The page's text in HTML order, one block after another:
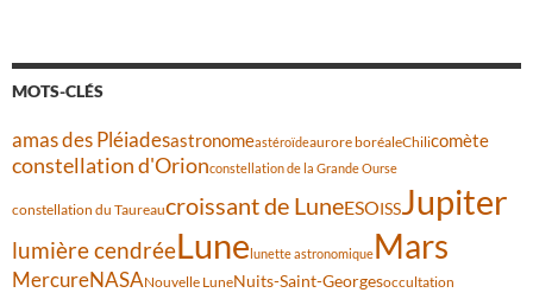
MOTS-CLÉS
amas des Pléiadesastronomeastéroïdeaurore boréaleChilicomète
constellation d'Orionconstellation de la Grande Ourse
constellation du Taureaucroissant de LuneESOISSJupiter
lumière cendréeLune lunette astronomiqueMars
MercureNASANouvelle LuneNuits-Saint-Georgesoccultation